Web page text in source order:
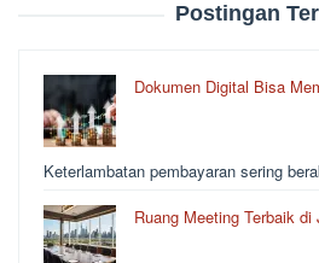
Postingan
Dokumen Digital Bisa
Keterlambatan pembayaran sering
Ruang Meeting Terbaik